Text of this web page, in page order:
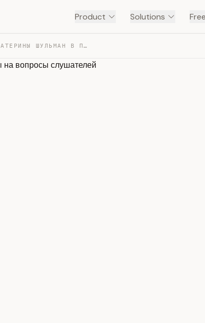
Product Solutions
ПЕРВОМАЙСКИЙ СТРИМ ЕКАТЕРИНЫ ШУЛЬМАН В ПОДДЕРЖКУ «ЭХА».… — TRANSCRIPT
вопросы слушателей